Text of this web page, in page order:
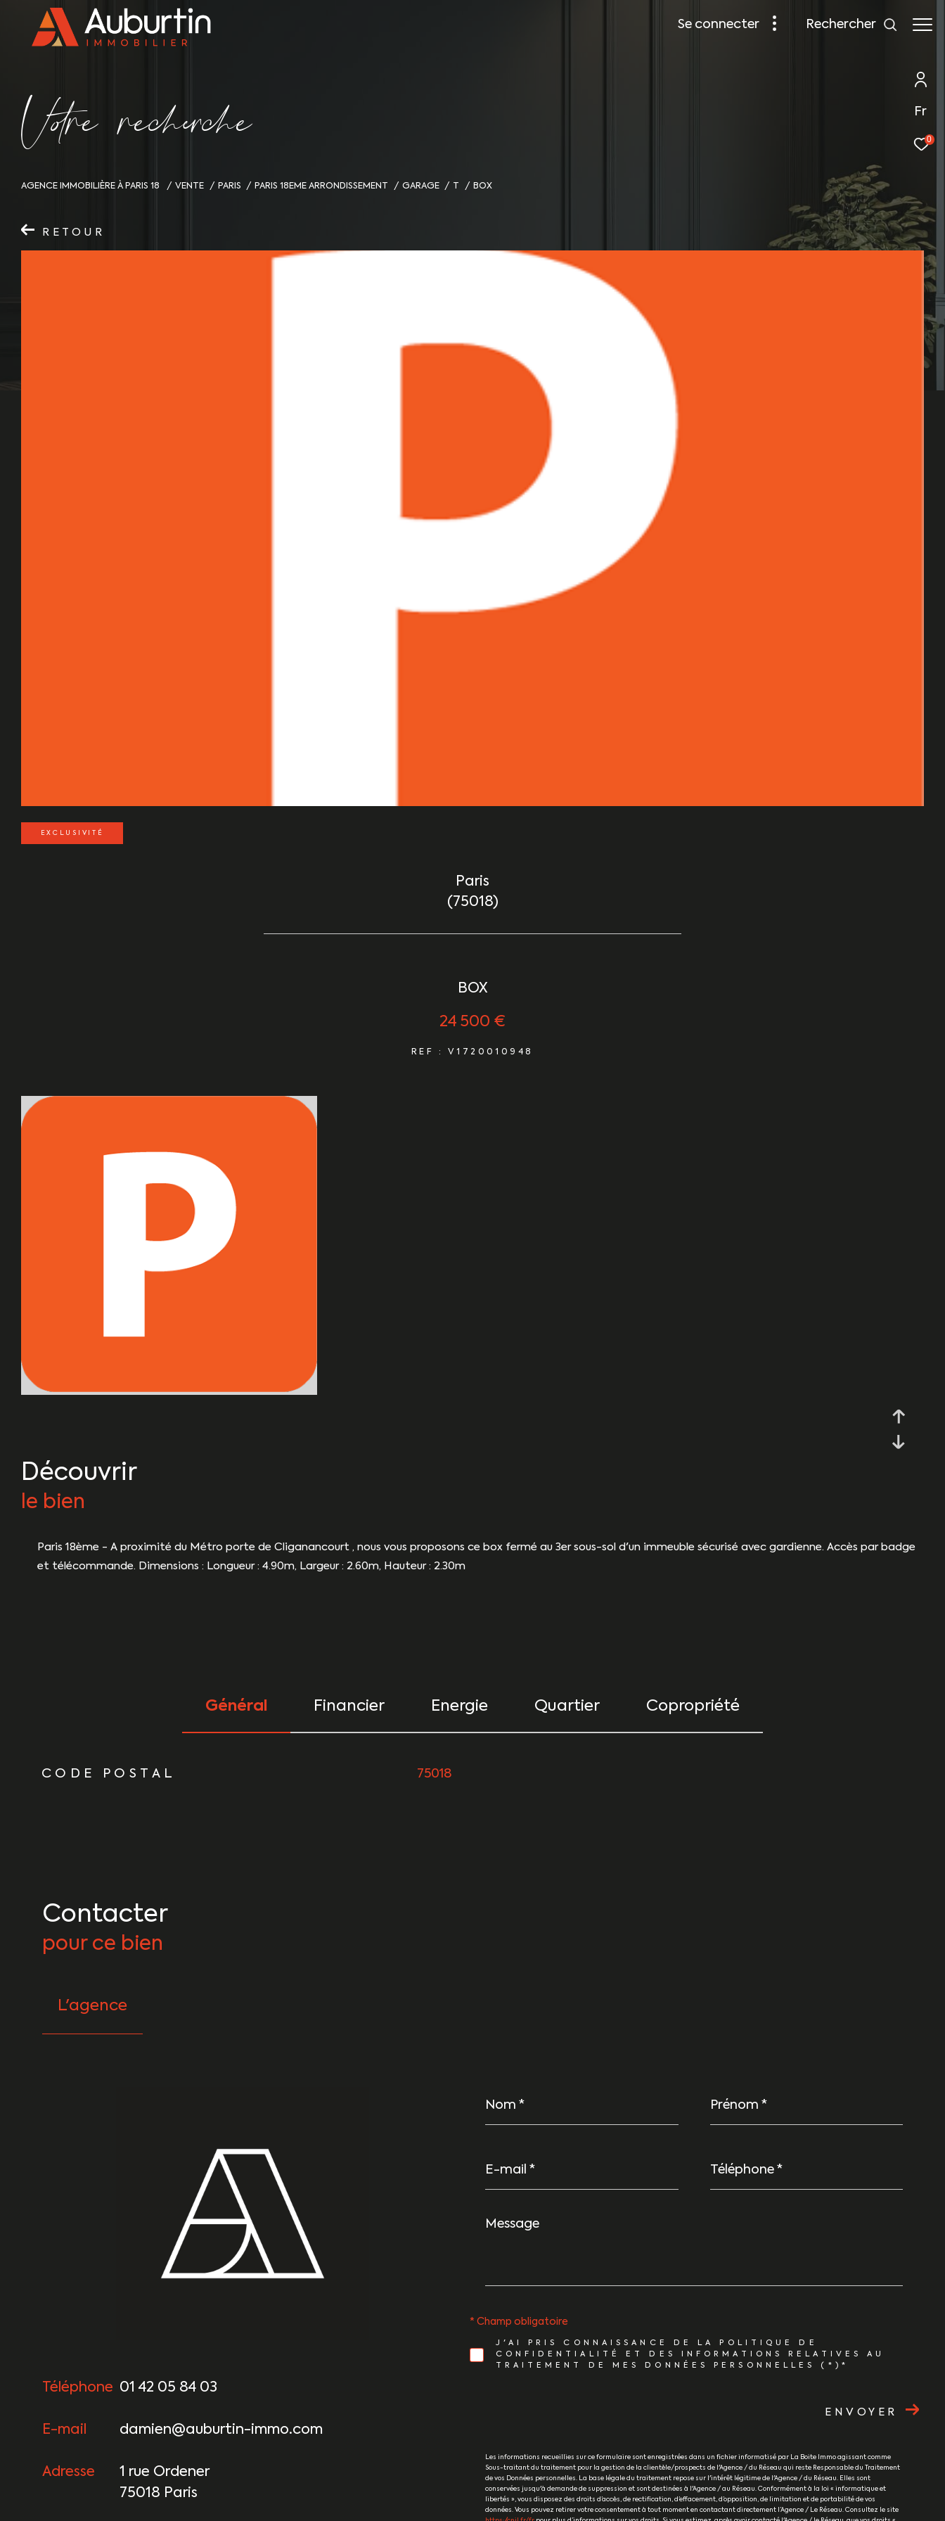
Fr
0
se connecter rechercher
Vore recece
AGENCE IMMOBILIÈRE À PARIS 18 VENTE PARIS PARIS 18EME ARRONDISSEMENT GARAGE T BOX
RETOUR
EXCLUSIVITÉ
Paris
(75018)
BOX
24 500 €
REF : V1720010948
découvrir
le bien
Paris 18ème - A proximité du Métro porte de Cliganancourt , nous vous proposons ce box fermé au 3er sous-sol d'un immeuble sécurisé avec gardienne. Accès par badge
et télécommande. Dimensions : Longueur : 4.90m, Largeur : 2.60m, Hauteur : 2.30m
Général Financier Energie Quartier Copropriété
TRAD_ZEPHYR_Caracteristique
CODE POSTAL 75018
Contacter
pour ce bien
L'agence
Téléphone 01 42 05 84 03
E-mail damien@auburtin-immo.com
Adresse
1 rue Ordener
75018 Paris
*
*
mail
*
Message
*
J'AI PRIS CONNAISSANCE DE LA POLITIQUE DE
CONFIDENTIALITÉ ET DES INFORMATIONS RELATIVES AU
TRAITEMENT DE MES DONNÉES PERSONNELLES (*)*
* Champ obligatoire
ENVOYER
Les informations recueillies sur ce formulaire sont enregistrées dans un fichier informatisé par La Boite Immo agissant comme
Sous-traitant du traitement pour la gestion de la clientèle/prospects de l'Agence / du Réseau qui reste Responsable du Traitement
de vos Données personnelles. La base légale du traitement repose sur l'intérêt légitime de l'Agence / du Réseau. Elles sont
conservées jusqu'à demande de suppression et sont destinées à l'Agence / au Réseau. Conformément à la loi « informatique et
libertés », vous disposez des droits d’accès, de rectification, d’effacement, d’opposition, de limitation et de portabilité de vos
données. Vous pouvez retirer votre consentement à tout moment en contactant directement l’Agence / Le Réseau. Consultez le site